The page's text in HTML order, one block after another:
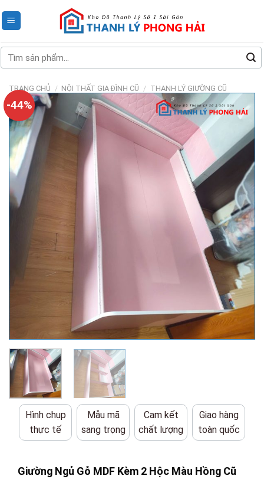
to
Tìm
kiếm:
TRANG CHỦ / NỘI THẤT GIA ĐÌNH CŨ / THANH LÝ GIƯỜNG CŨ
-44%
Hình chụp
thực tế
Mẫu mã
sang trọng
Cam kết
chất lượng
Giao hàng
toàn quốc
Giường Ngủ Gỗ MDF Kèm 2 Hộc Màu Hồng Cũ